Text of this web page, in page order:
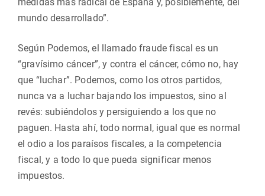
mundo desarrollado”.
Según Podemos, el llamado fraude fiscal es un
“gravísimo cáncer”, y contra el cáncer, cómo no, hay
que “luchar”. Podemos, como los otros partidos,
nunca va a luchar bajando los impuestos, sino al
revés: subiéndolos y persiguiendo a los que no
paguen. Hasta ahí, todo normal, igual que es normal
el odio a los paraísos fiscales, a la competencia
fiscal, y a todo lo que pueda significar menos
impuestos.